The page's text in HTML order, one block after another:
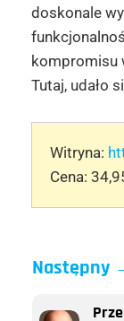
doskonale
kompromisu
Tutaj, udało
Witryna:
Cena:
Następny